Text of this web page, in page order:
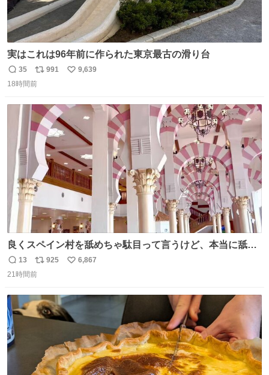
実はこれは96年前に作られた東京最古の滑り台
返
信
35
リ
ポ
ト
数
991
い
9,639
18時間前
良くスペイン村を舐めちゃ駄目って言うけど、本当に舐め
ちゃ行けないのはスペィン村ホテル🏛🏨 だってロビーから
中庭抜けるだけでこの有様🤩 ディズニーホテル泊まってる
ニャは益々素晴らしい場所になってる
返
信
13
リ
ポ
ト
数
925
い
数
6,867
21時間前